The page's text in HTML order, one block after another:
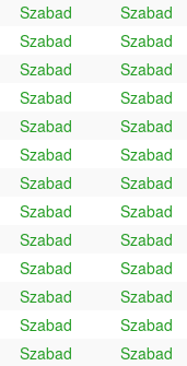
Szabad
Szabad
Szabad
Szabad
Szabad
Szabad
Szabad
Szabad
Szabad
Szabad
Szabad
Szabad
Szabad
Szabad
Szabad
Szabad
Szabad
Szabad
Szabad
Szabad
Szabad
Szabad
Szabad
Szabad
Szabad
Szabad